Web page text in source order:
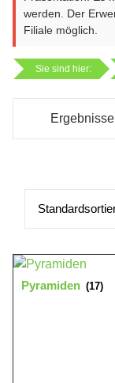
werden. Der
Filiale möglich.
Sie sind hier:
Pyramiden (17)